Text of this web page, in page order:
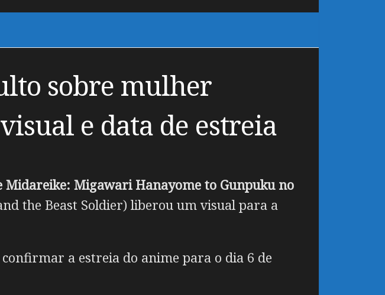
sobre mulher
e data de estreia
Midareike: Migawari Hanayome to Gunpuku no
the Beast Soldier) liberou um visual para a
a estreia do anime para o dia 6 de